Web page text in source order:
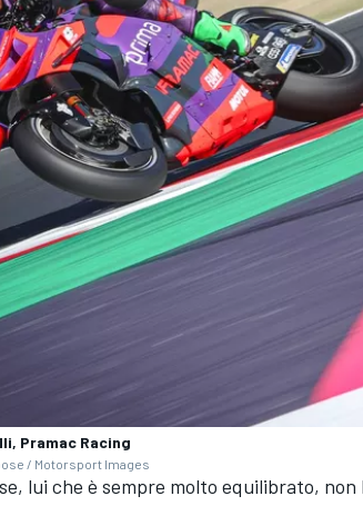
Pramac Racing
/ Motorsport Images
lui che è sempre molto equilibrato,